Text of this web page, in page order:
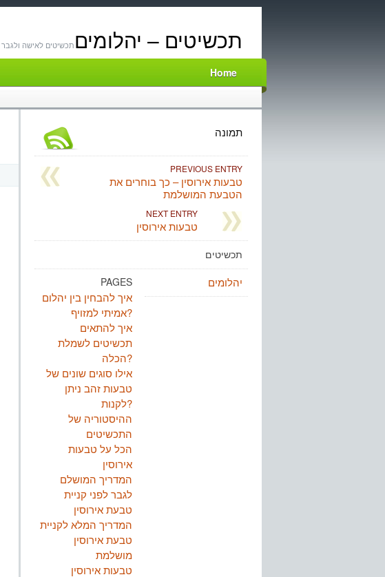
תכשיטים – יהלומיםתכשיטים לאישה ולגבר
Home
תמונה
PREVIOUS ENTRY
טבעות אירוסין – כך בוחרים את
הטבעת המושלמת
NEXT ENTRY
טבעות אירוסין
תכשיטים
יהלומים PAGES
איך להבחין בין יהלום
אמיתי למזויף?
איך להתאים
תכשיטים לשמלת
הכלה?
אילו סוגים שונים של
טבעות זהב ניתן
לקנות?
ההיסטוריה של
התכשיטים
הכל על טבעות
אירוסין
המדריך המושלם
לגבר לפני קניית
טבעת אירוסין
המדריך המלא לקניית
טבעת אירוסין
מושלמת
טבעות אירוסין